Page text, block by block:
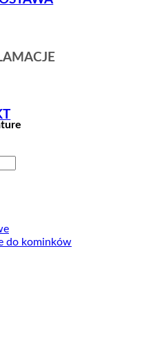
do kominków